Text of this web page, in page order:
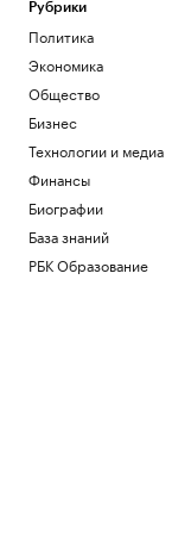
Рубрики
Политика
Экономика
Общество
Бизнес
Технологии и медиа
Финансы
Биографии
База знаний
РБК Образование